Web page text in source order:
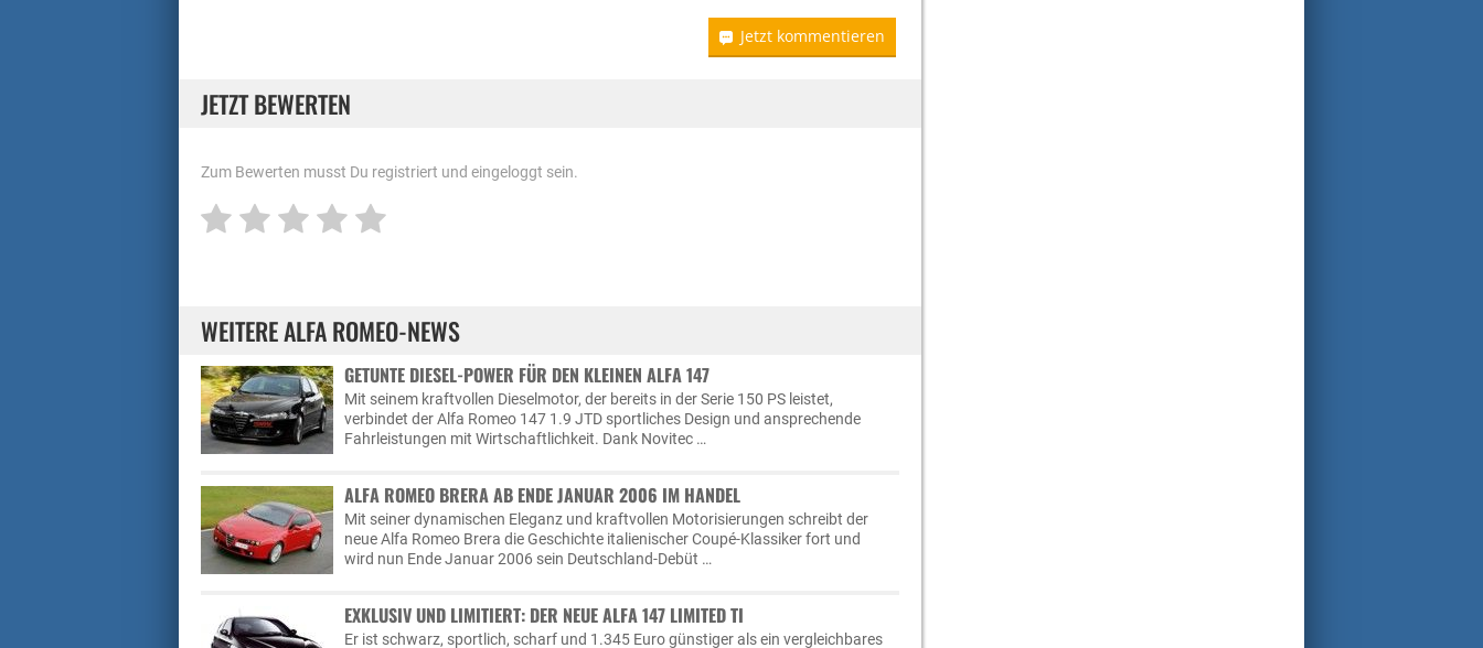
Jetzt kommentieren
JETZT BEWERTEN
Zum Bewerten musst Du registriert und eingeloggt sein.
WEITERE ALFA ROMEO-NEWS
GETUNTE DIESEL-POWER FÜR DEN KLEINEN ALFA 147
Mit seinem kraftvollen Dieselmotor, der bereits in der Serie 150 PS leistet,
verbindet der Alfa Romeo 147 1.9 JTD sportliches Design und ansprechende
Fahrleistungen mit Wirtschaftlichkeit. Dank Novitec …
ALFA ROMEO BRERA AB ENDE JANUAR 2006 IM HANDEL
Mit seiner dynamischen Eleganz und kraftvollen Motorisierungen schreibt der
neue Alfa Romeo Brera die Geschichte italienischer Coupé-Klassiker fort und
wird nun Ende Januar 2006 sein Deutschland-Debüt …
EXKLUSIV UND LIMITIERT: DER NEUE ALFA 147 LIMITED TI
Er ist schwarz, sportlich, scharf und 1.345 Euro günstiger als ein vergleichbares